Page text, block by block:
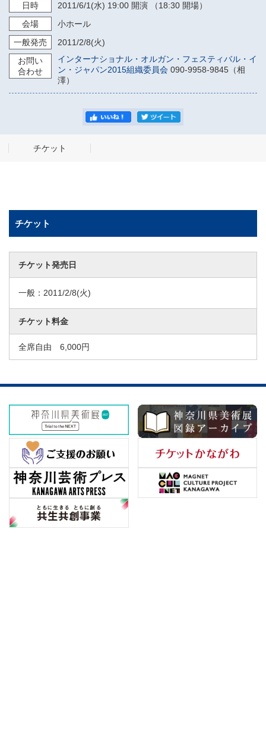
日時 2011/6/1 (水) 19:00 開演 （18:30 開場）
会場
小ホール
一般発売
2011/2/8(火)
お問い
合わせ
インターナショナル・オルガン・フェスティバル・イ
ン・ジャパン2015組織委員会 090-9958-9845（相
澤）
チケット
チケット
チケット発売日
一般： 2011/2/8(火)
チケット料金
全席自由 6,000円